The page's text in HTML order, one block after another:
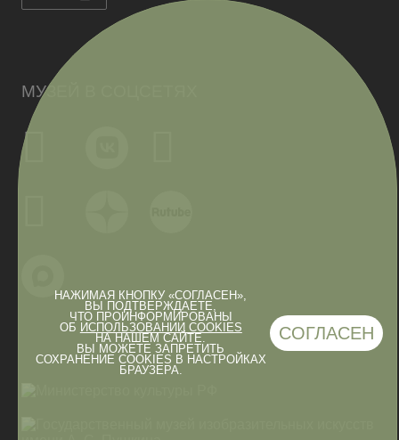
НАЖИМАЯ КНОПКУ «СОГЛАСЕН»,
ВЫ ПОДТВЕРЖДАЕТЕ,
ЧТО ПРОИНФОРМИРОВАНЫ
ОБ ИСПОЛЬЗОВАНИИ COOKIES
НА НАШЕМ САЙТЕ.
ВЫ МОЖЕТЕ ЗАПРЕТИТЬ
СОХРАНЕНИЕ COOKIES В НАСТРОЙКАХ
БРАУЗЕРА.
СОГЛАСЕН
МУЗЕЙ В СОЦСЕТЯХ